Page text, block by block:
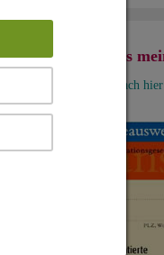
Mein Ausweis
Schnell und Einfach